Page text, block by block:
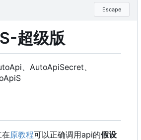
Escape
超级版
、AutoApiSecret、
原教程可以正确调用api的假设